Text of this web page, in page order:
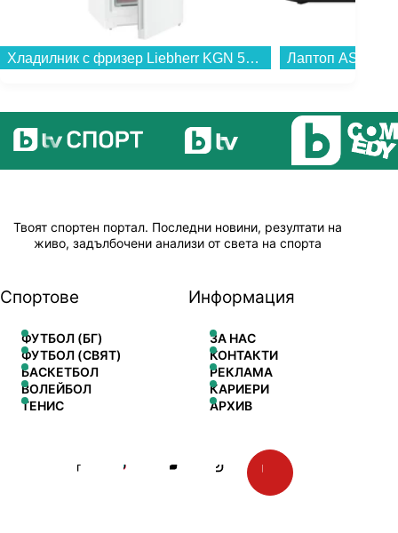
Твоят спортен портал. Последни новини, резултати на
живо, задълбочени анализи от света на спорта
Спортове
ФУТБОЛ (БГ)
ФУТБОЛ (СВЯТ)
БАСКЕТБОЛ
ВОЛЕЙБОЛ
ТЕНИС
Информация
ЗА НАС
КОНТАКТИ
РЕКЛАМА
КАРИЕРИ
АРХИВ